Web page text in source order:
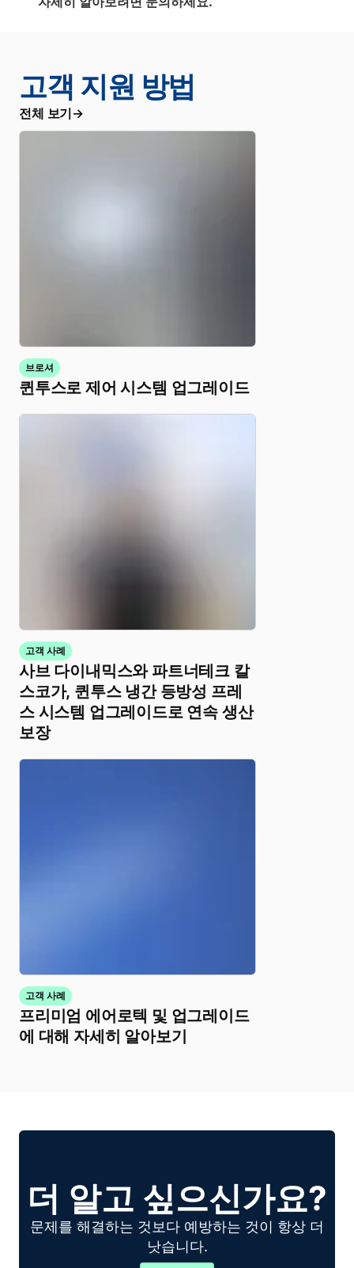
고객 지원 방법
전체 보기
브로셔
퀸투스로 제어 시스템 업그레이드
고객 사례
사브 다이내믹스와 파트너테크 칼
스코가, 퀸투스 냉간 등방성 프레
스 시스템 업그레이드로 연속 생산
보장
고객 사례
프리미엄 에어로텍 및 업그레이드
에 대해 자세히 알아보기
더 알고 싶으신가요?
문제를 해결하는 것보다 예방하는 것이 항상 더
낫습니다.